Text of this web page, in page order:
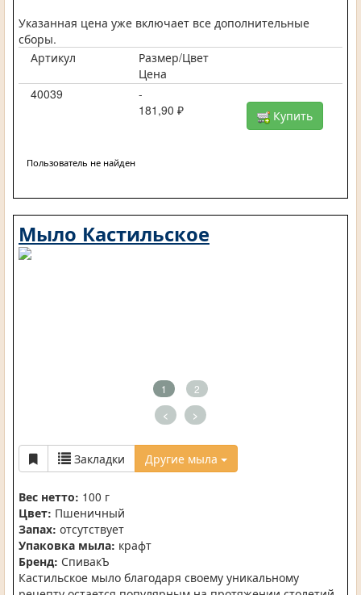
Указанная цена уже включает все дополнительные
сборы.
Артикул
Размер/Цвет
Цена
40039
-
181,90 ₽
Купить
Пользователь не найден
Мыло Кастильское
1 2
< >
Закладки Другие мыла
Вес нетто: 100 г
Цвет: Пшеничный
Запах: отсутствует
Упаковка мыла: крафт
Бренд: СпивакЪ
Кастильское мыло благодаря своему уникальному